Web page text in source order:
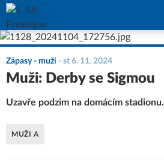
1. SK Prostějov
Zápasy - muži - st 6. 11. 2024
Muži: Derby se Sigmou
Uzavře podzim na domácím stadionu.
MUŽI A